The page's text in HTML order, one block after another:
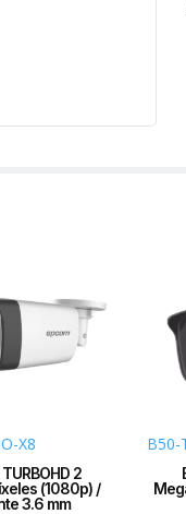
X8
2
(1080p) /
3.6 mm
B50-